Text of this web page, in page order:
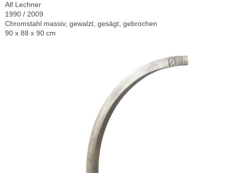
Alf Lechner
1990 / 2009
Chromstahl massiv, gewalzt, gesägt, gebrochen
90 x 88 x 90 cm